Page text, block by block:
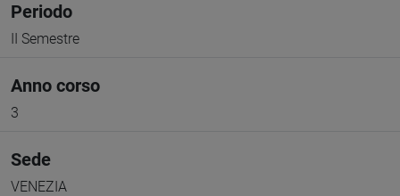
Periodo
II Semestre
Anno corso
3
Sede
VENEZIA